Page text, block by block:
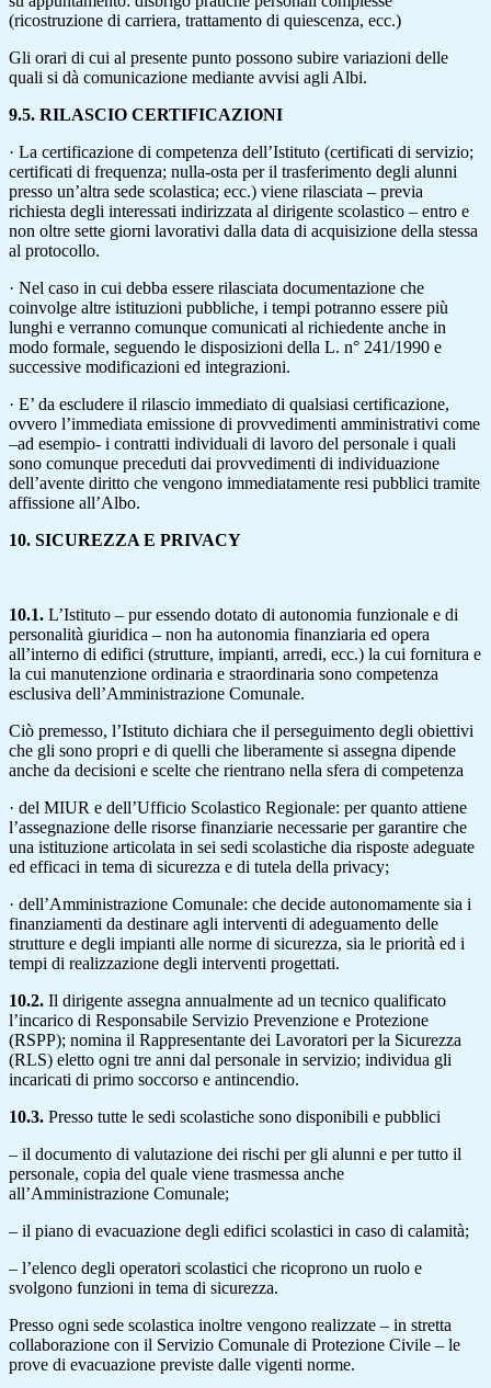
(ricostruzione di carriera, trattamento di quiescenza, ecc.)
Gli orari di cui al presente punto possono subire variazioni delle
quali si dà comunicazione mediante avvisi agli Albi.
9.5. RILASCIO CERTIFICAZIONI
· La certificazione di competenza dell’Istituto (certificati di servizio;
certificati di frequenza; nulla-osta per il trasferimento degli alunni
presso un’altra sede scolastica; ecc.) viene rilasciata – previa
richiesta degli interessati indirizzata al dirigente scolastico – entro e
non oltre sette giorni lavorativi dalla data di acquisizione della stessa
al protocollo.
· Nel caso in cui debba essere rilasciata documentazione che
coinvolge altre istituzioni pubbliche, i tempi potranno essere più
lunghi e verranno comunque comunicati al richiedente anche in
modo formale, seguendo le disposizioni della L. n° 241/1990 e
successive modificazioni ed integrazioni.
· E’ da escludere il rilascio immediato di qualsiasi certificazione,
ovvero l’immediata emissione di provvedimenti amministrativi come
–ad esempio- i contratti individuali di lavoro del personale i quali
sono comunque preceduti dai provvedimenti di individuazione
dell’avente diritto che vengono immediatamente resi pubblici tramite
affissione all’Albo.
10. SICUREZZA E PRIVACY
10.1. L’Istituto – pur essendo dotato di autonomia funzionale e di
personalità giuridica – non ha autonomia finanziaria ed opera
all’interno di edifici (strutture, impianti, arredi, ecc.) la cui fornitura e
la cui manutenzione ordinaria e straordinaria sono competenza
esclusiva dell’Amministrazione Comunale.
Ciò premesso, l’Istituto dichiara che il perseguimento degli obiettivi
che gli sono propri e di quelli che liberamente si assegna dipende
anche da decisioni e scelte che rientrano nella sfera di competenza
· del MIUR e dell’Ufficio Scolastico Regionale: per quanto attiene
l’assegnazione delle risorse finanziarie necessarie per garantire che
una istituzione articolata in sei sedi scolastiche dia risposte adeguate
ed efficaci in tema di sicurezza e di tutela della privacy;
· dell’Amministrazione Comunale: che decide autonomamente sia i
finanziamenti da destinare agli interventi di adeguamento delle
strutture e degli impianti alle norme di sicurezza, sia le priorità ed i
tempi di realizzazione degli interventi progettati.
10.2. Il dirigente assegna annualmente ad un tecnico qualificato
l’incarico di Responsabile Servizio Prevenzione e Protezione
(RSPP); nomina il Rappresentante dei Lavoratori per la Sicurezza
(RLS) eletto ogni tre anni dal personale in servizio; individua gli
incaricati di primo soccorso e antincendio.
10.3. Presso tutte le sedi scolastiche sono disponibili e pubblici
– il documento di valutazione dei rischi per gli alunni e per tutto il
personale, copia del quale viene trasmessa anche
all’Amministrazione Comunale;
– il piano di evacuazione degli edifici scolastici in caso di calamità;
– l’elenco degli operatori scolastici che ricoprono un ruolo e
svolgono funzioni in tema di sicurezza.
Presso ogni sede scolastica inoltre vengono realizzate – in stretta
collaborazione con il Servizio Comunale di Protezione Civile – le
prove di evacuazione previste dalle vigenti norme.